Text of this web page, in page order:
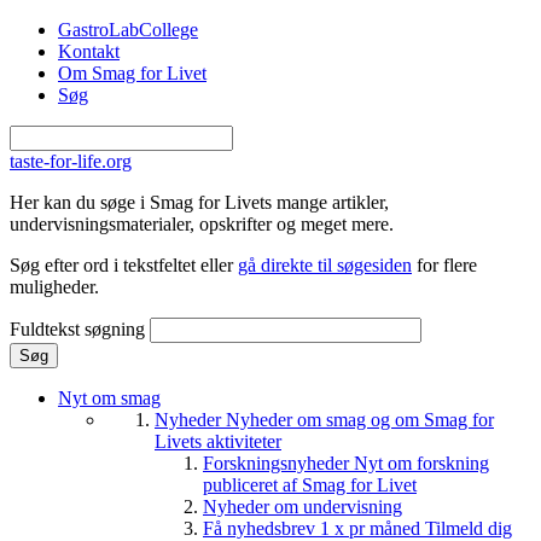
Gå til hovedindhold
GastroLabCollege
Kontakt
Om Smag for Livet
Søg
taste-for-life.org
Her kan du søge i Smag for Livets mange artikler,
undervisningsmaterialer, opskrifter og meget mere.
Søg efter ord i tekstfeltet eller gå direkte til søgesiden for flere
muligheder.
Fuldtekst søgning
Nyt om smag
NyhederNyheder om smag og om Smag for
Livets aktiviteter
ForskningsnyhederNyt om forskning
publiceret af Smag for Livet
Nyheder om undervisning
Få nyhedsbrev 1 x pr måned Tilmeld dig